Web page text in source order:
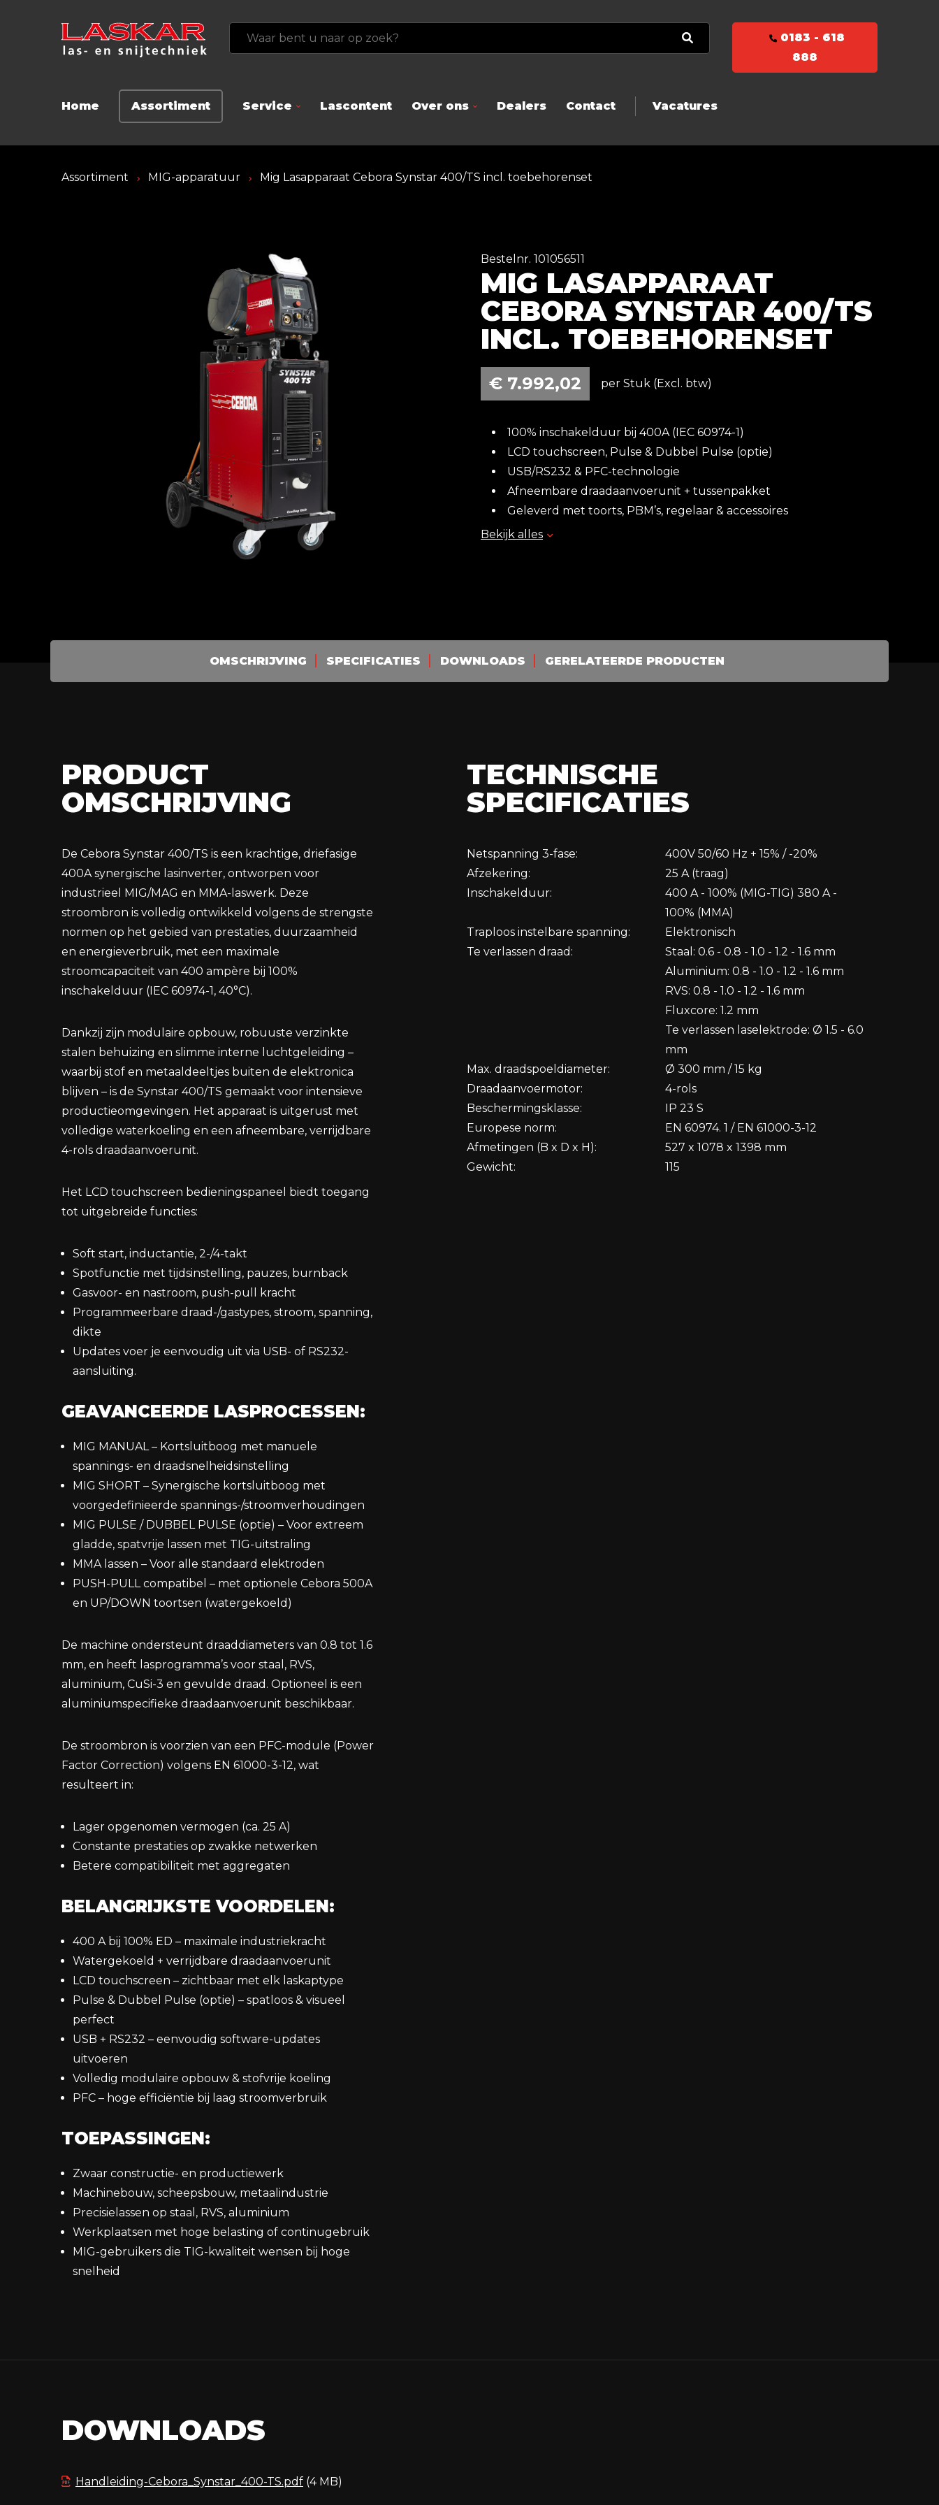
0183 - 618
888
Home Assortiment Service Lascontent Over ons Dealers Contact Vacatures
Assortiment MIG-apparatuur Mig Lasapparaat Cebora Synstar 400/TS incl. toebehorenset
Bestelnr. 101056511
MIG LASAPPARAAT
CEBORA SYNSTAR 400/TS
INCL. TOEBEHORENSET
€ 7.992,02 per Stuk (Excl. btw)
100% inschakelduur bij 400A (IEC 60974-1)
LCD touchscreen, Pulse & Dubbel Pulse (optie)
USB/RS232 & PFC-technologie
Afneembare draadaanvoerunit + tussenpakket
Geleverd met toorts, PBM’s, regelaar & accessoires
Drukregelaar Weldkar Argon/CO₂, menggas
Bekijk alles
OMSCHRIJVING SPECIFICATIES DOWNLOADS GERELATEERDE PRODUCTEN
PRODUCT
OMSCHRIJVING
De Cebora Synstar 400/TS is een krachtige, driefasige
400A synergische lasinverter, ontworpen voor
industrieel MIG/MAG en MMA-laswerk. Deze
stroombron is volledig ontwikkeld volgens de strengste
normen op het gebied van prestaties, duurzaamheid
en energieverbruik, met een maximale
stroomcapaciteit van 400 ampère bij 100%
inschakelduur (IEC 60974-1, 40°C).
Dankzij zijn modulaire opbouw, robuuste verzinkte
stalen behuizing en slimme interne luchtgeleiding –
waarbij stof en metaaldeeltjes buiten de elektronica
blijven – is de Synstar 400/TS gemaakt voor intensieve
productieomgevingen. Het apparaat is uitgerust met
volledige waterkoeling en een afneembare, verrijdbare
4-rols draadaanvoerunit.
Het LCD touchscreen bedieningspaneel biedt toegang
tot uitgebreide functies:
Soft start, inductantie, 2-/4-takt
Spotfunctie met tijdsinstelling, pauzes, burnback
Gasvoor- en nastroom, push-pull kracht
Programmeerbare draad-/gastypes, stroom, spanning,
dikte
Updates voer je eenvoudig uit via USB- of RS232-
aansluiting.
GEAVANCEERDE LASPROCESSEN:
MIG MANUAL – Kortsluitboog met manuele
spannings- en draadsnelheidsinstelling
MIG SHORT – Synergische kortsluitboog met
voorgedefinieerde spannings-/stroomverhoudingen
MIG PULSE / DUBBEL PULSE (optie) – Voor extreem
gladde, spatvrije lassen met TIG-uitstraling
MMA lassen – Voor alle standaard elektroden
PUSH-PULL compatibel – met optionele Cebora 500A
en UP/DOWN toortsen (watergekoeld)
De machine ondersteunt draaddiameters van 0.8 tot 1.6
mm, en heeft lasprogramma’s voor staal, RVS,
aluminium, CuSi-3 en gevulde draad. Optioneel is een
aluminiumspecifieke draadaanvoerunit beschikbaar.
De stroombron is voorzien van een PFC-module (Power
Factor Correction) volgens EN 61000-3-12, wat
resulteert in:
Lager opgenomen vermogen (ca. 25 A)
Constante prestaties op zwakke netwerken
Betere compatibiliteit met aggregaten
BELANGRIJKSTE VOORDELEN:
400 A bij 100% ED – maximale industriekracht
Watergekoeld + verrijdbare draadaanvoerunit
LCD touchscreen – zichtbaar met elk laskaptype
Pulse & Dubbel Pulse (optie) – spatloos & visueel
perfect
USB + RS232 – eenvoudig software-updates
uitvoeren
Volledig modulaire opbouw & stofvrije koeling
PFC – hoge efficiëntie bij laag stroomverbruik
TOEPASSINGEN:
Zwaar constructie- en productiewerk
Machinebouw, scheepsbouw, metaalindustrie
Precisielassen op staal, RVS, aluminium
Werkplaatsen met hoge belasting of continugebruik
MIG-gebruikers die TIG-kwaliteit wensen bij hoge
snelheid
TECHNISCHE
SPECIFICATIES
Netspanning 3-fase:
400V 50/60 Hz + 15% / -20%
Afzekering:
25 A (traag)
Inschakelduur:
400 A - 100% (MIG-TIG) 380 A -
100% (MMA)
Traploos instelbare spanning:
Elektronisch
Te verlassen draad:
Staal: 0.6 - 0.8 - 1.0 - 1.2 - 1.6 mm
Aluminium: 0.8 - 1.0 - 1.2 - 1.6 mm
RVS: 0.8 - 1.0 - 1.2 - 1.6 mm
Fluxcore: 1.2 mm
Te verlassen laselektrode: Ø 1.5 - 6.0
mm
Max. draadspoeldiameter:
Ø 300 mm / 15 kg
Draadaanvoermotor:
4-rols
Beschermingsklasse:
IP 23 S
Europese norm:
EN 60974. 1 / EN 61000-3-12
Afmetingen (B x D x H):
527 x 1078 x 1398 mm
Gewicht:
115
DOWNLOADS
Handleiding-Cebora_Synstar_400-TS.pdf (4 MB)